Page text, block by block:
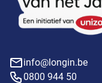
info@longin.be
0800 944 50